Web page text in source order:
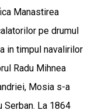
Manastirea
pe drumul
in timpul navalirilor
Radu Mihnea
Mosia s-a
Serban. La 1864